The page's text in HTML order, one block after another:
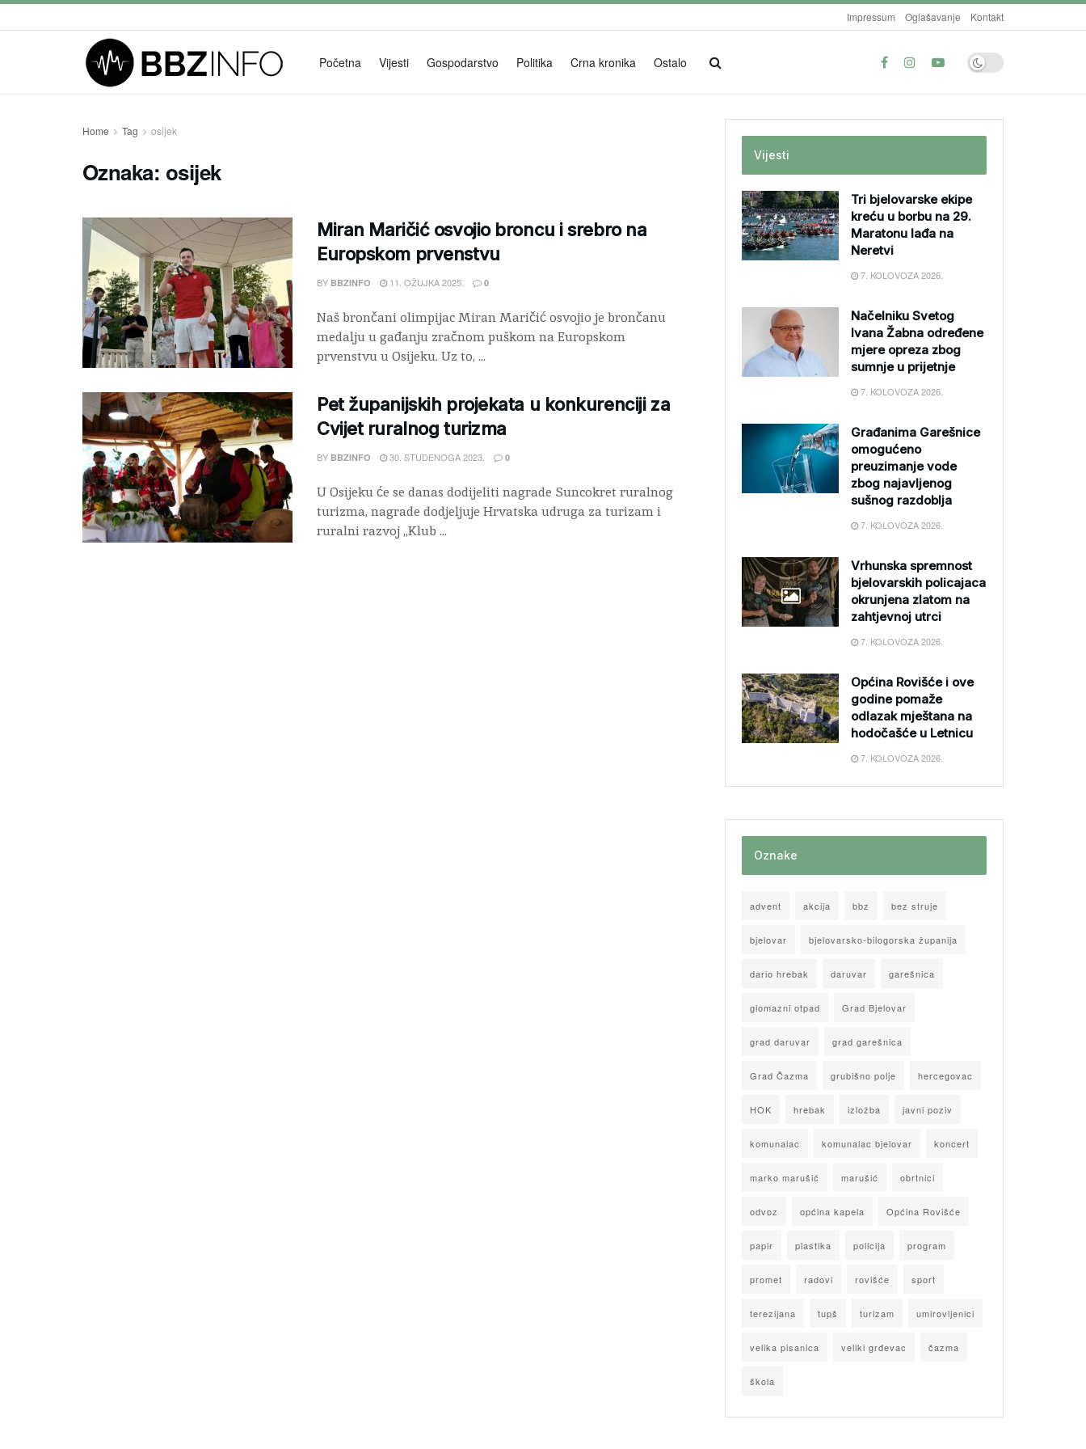
Impressum Oglašavanje Kontakt
Početna Vijesti Gospodarstvo Politika Crna kronika Ostalo
Home Tag osijek
Oznaka: osijek
Miran Maričić osvojio broncu i srebro na
Europskom prvenstvu
BY BBZINFO 11. OŽUJKA 2025. 0
Naš brončani olimpijac Miran Maričić osvojio je brončanu
medalju u gađanju zračnom puškom na Europskom
prvenstvu u Osijeku. Uz to, ...
Pet županijskih projekata u konkurenciji za
Cvijet ruralnog turizma
BY BBZINFO 30. STUDENOGA 2023. 0
U Osijeku će se danas dodijeliti nagrade Suncokret ruralnog
turizma, nagrade dodjeljuje Hrvatska udruga za turizam i
ruralni razvoj „Klub ...
Vijesti
Tri bjelovarske ekipe
kreću u borbu na 29.
Maratonu lađa na
Neretvi
7. KOLOVOZA 2026.
Načelniku Svetog
Ivana Žabna određene
mjere opreza zbog
sumnje u prijetnje
7. KOLOVOZA 2026.
Građanima Garešnice
omogućeno
preuzimanje vode
zbog najavljenog
sušnog razdoblja
7. KOLOVOZA 2026.
Vrhunska spremnost
bjelovarskih policajaca
okrunjena zlatom na
zahtjevnoj utrci
7. KOLOVOZA 2026.
Općina Rovišće i ove
godine pomaže
odlazak mještana na
hodočašće u Letnicu
7. KOLOVOZA 2026.
Oznake
advent akcija bbz bez struje
bjelovar bjelovarsko-bilogorska županija
dario hrebak daruvar garešnica
glomazni otpad Grad Bjelovar
grad daruvar grad garešnica
Grad Čazma grubišno polje hercegovac
HOK hrebak izložba javni poziv
komunalac komunalac bjelovar koncert
marko marušić marušić obrtnici
odvoz općina kapela Općina Rovišće
papir plastika policija program
promet radovi rovišće sport
terezijana tupš turizam umirovljenici
velika pisanica veliki grđevac čazma
škola